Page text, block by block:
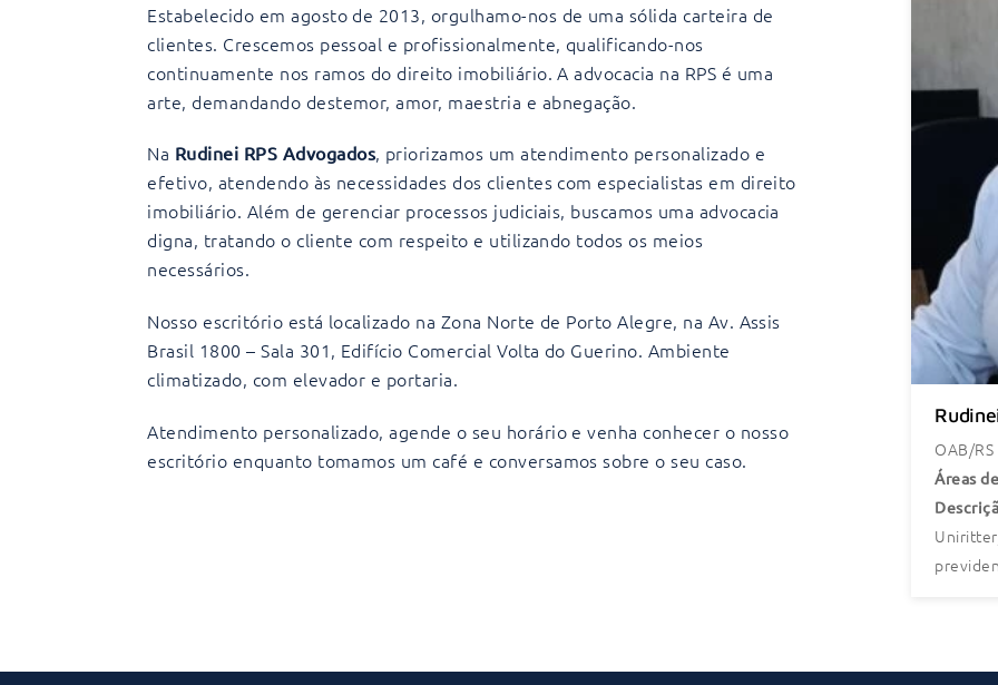
Estabelecido em agosto de 2013, orgulhamo-nos de uma sólida carteira de
clientes. Crescemos pessoal e profissionalmente, qualificando-nos
continuamente nos ramos do direito imobiliário. A advocacia na RPS é uma
arte, demandando destemor, amor, maestria e abnegação.
Na Rudinei RPS Advogados, priorizamos um atendimento personalizado e
efetivo, atendendo às necessidades dos clientes com especialistas em direito
imobiliário. Além de gerenciar processos judiciais, buscamos uma advocacia
digna, tratando o cliente com respeito e utilizando todos os meios
necessários.
Nosso escritório está localizado na Zona Norte de Porto Alegre, na Av. Assis
Brasil 1800 – Sala 301, Edifício Comercial Volta do Guerino. Ambiente
climatizado, com elevador e portaria.
Atendimento personalizado, agende o seu horário e venha conhecer o nosso
escritório enquanto tomamos um café e conversamos sobre o seu caso.
OAB/
Áreas